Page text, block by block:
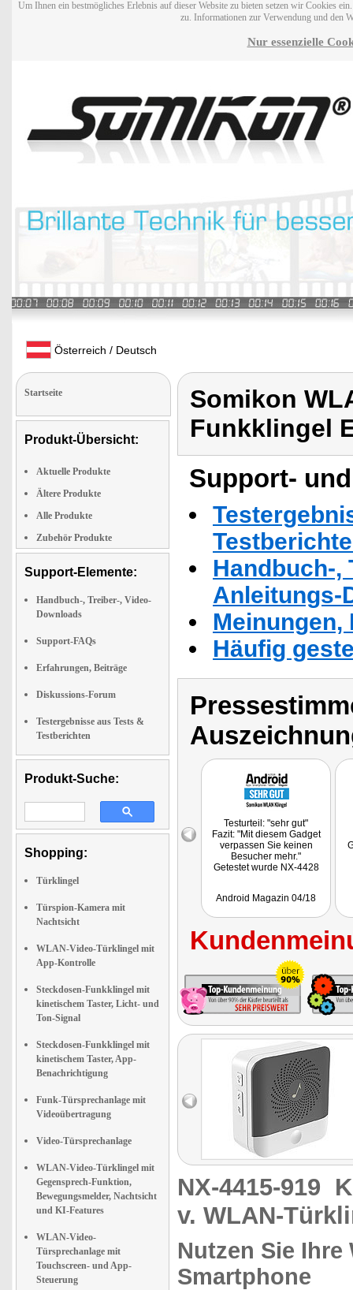
Um Ihnen ein bestmögliches Erlebnis auf dieser Website zu bieten setzen wir Cookies
zu. Informationen zur Verwendung und den
Nur essenzielle
Österreich / Deutsch
Startseite
Produkt-Übersicht:
Aktuelle Produkte
Ältere Produkte
Alle Produkte
Zubehör Produkte
Support-Elemente:
Handbuch-, Treiber-, Video-
Downloads
Support-FAQs
Erfahrungen, Beiträge
Diskussions-Forum
Testergebnisse aus Tests &
Testberichten
Produkt-Suche:
Shopping:
Türklingel
Türspion-Kamera mit
Nachtsicht
WLAN-Video-Türklingel mit
App-Kontrolle
Steckdosen-Funkklingel mit
kinetischem Taster, Licht- und
Ton-Signal
Steckdosen-Funkklingel mit
kinetischem Taster, App-
Benachrichtigung
Funk-Türsprechanlage mit
Videoübertragung
Video-Türsprechanlage
WLAN-Video-Türklingel mit
Gegensprech-Funktion,
Bewegungsmelder, Nachtsicht
und KI-Features
WLAN-Video-
Türsprechanlage mit
Touchscreen- und App-
Steuerung
Somikon
Funkklingel
Support-
Handbuch-,
Anleitungs-
Häufig
Testurteil: "sehr gut"
Fazit: "Mit diesem Gadget
verpassen Sie keinen
Besucher mehr."
Getestet wurde NX-4428
Android Magazin 04/18
NX-4415-919
v. WLAN-
Nutzen Sie
Smartphone